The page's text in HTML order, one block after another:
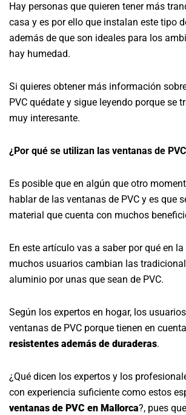
Hay personas que quieren tener más
casa y es por ello que instalan este tipo
además de que son ideales para los
hay humedad.
Si quieres obtener más información
PVC quédate y sigue leyendo porque se
muy interesante.
¿Por qué se utilizan las ventanas de
Es posible que en algún que otro
hablar de las ventanas de PVC y es que
material que cuenta con muchos
En este artículo vas a saber por qué en
muchos usuarios cambian las
aluminio por unas que sean de PVC.
Según los expertos en hogar, los
ventanas de PVC porque tienen en
resistentes además de duraderas.
¿Qué dicen los expertos y los
con experiencia suficiente como estos
ventanas de PVC en Mallorca?, pues